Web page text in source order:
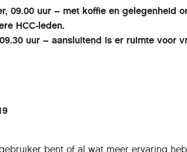
09.00 uur – met koffie en gelegenheid
HCC-leden.
uur – aansluitend is er ruimte voor
bent of al wat meer ervaring